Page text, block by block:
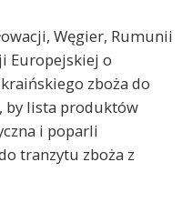
Węgier, Rumunii
Europejskiej o
zboża do
by lista produktów
i poparli
tranzytu zboża z